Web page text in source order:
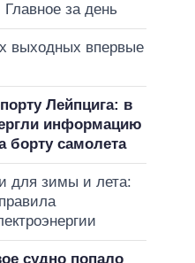
за день
выходных впервые
Лейпцига: в
информацию
борту самолета
для зимы и лета:
судно попало